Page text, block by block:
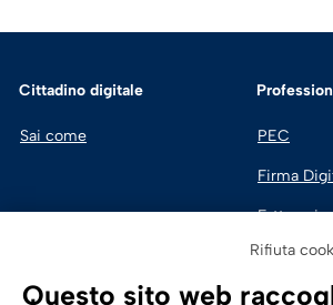
Cittadino digitale
Sai come PEC
Firma
Rifiuta
Questo sito web